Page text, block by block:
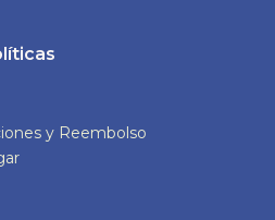
y Reembolso